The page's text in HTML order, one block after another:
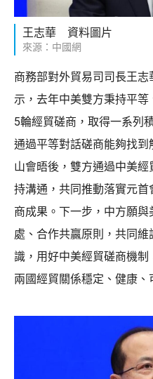
王志華 資料圖片
來源：中國網
商務部對外貿易司司長王
示，去年中美雙方秉持平
5輪經貿磋商，取得一系列
通過平等對話磋商能夠找
山會晤後，雙方通過中美
持溝通，共同推動落實元
商成果。下一步，中方願
處、合作共贏原則，共同
識，用好中美經貿磋商機
兩國經貿關係穩定、健康、